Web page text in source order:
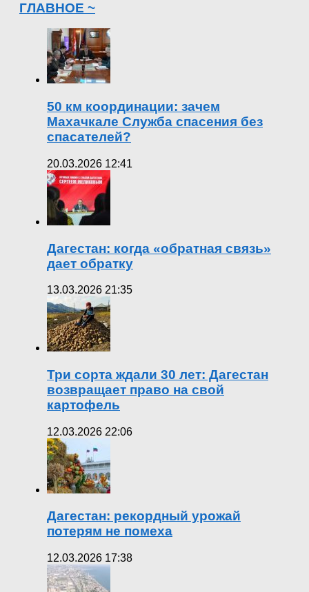
ГЛАВНОЕ ~
50 км координации: зачем
Махачкале Служба спасения без
спасателей?
20.03.2026 12:41
Дагестан: когда «обратная связь»
дает обратку
13.03.2026 21:35
Три сорта ждали 30 лет: Дагестан
возвращает право на свой
картофель
12.03.2026 22:06
Дагестан: рекордный урожай
потерям не помеха
12.03.2026 17:38